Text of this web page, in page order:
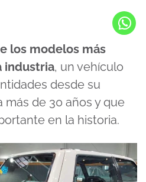
los modelos más
industria, un vehículo
desde su
de 30 años y que
en la historia.